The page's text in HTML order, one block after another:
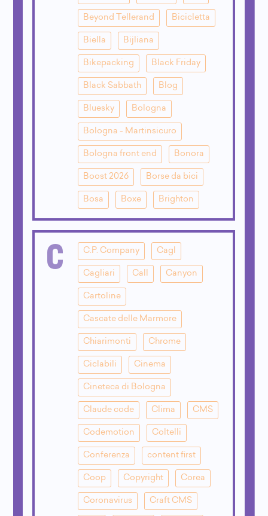
Beyond Tellerand Bicicletta
Biella Bijliana
Bikepacking Black Friday
Black Sabbath Blog
Bluesky Bologna
Bologna - Martinsicuro
Bologna front end Bonora
Boost 2026 Borse da bici
Bosa Boxe Brighton
C C.P. Company Cagl
Cagliari Call Canyon
Cartoline
Cascate delle Marmore
Chiarimonti Chrome
Ciclabili Cinema
Cineteca di Bologna
Claude code Clima CMS
Codemotion Coltelli
Conferenza content first
Coop Copyright Corea
Coronavirus Craft CMS